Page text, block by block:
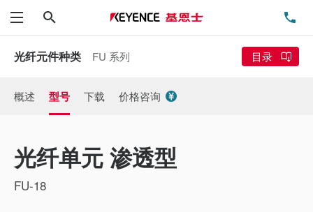
菜单
光纤元件种类 FU 系列 目录
概述 型号 下载 价格咨询
光纤单元 渗透型
FU-18